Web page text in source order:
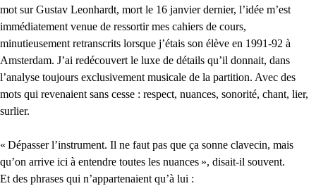
mot sur Gustav Leonhardt, mort le 16 janvier dernier, l’idée m’est
immédiatement venue de ressortir mes cahiers de cours,
minutieusement retranscrits lorsque j’étais son élève en 1991-92 à
Amsterdam. J’ai redécouvert le luxe de détails qu’il donnait, dans
l’analyse toujours exclusivement musicale de la partition. Avec des
mots qui revenaient sans cesse : respect, nuances, sonorité, chant, lier,
surlier.
« Dépasser l’instrument. Il ne faut pas que ça sonne clavecin, mais
qu’on arrive ici à entendre toutes les nuances », disait-il souvent.
Et des phrases qui n’appartenaient qu’à lui :